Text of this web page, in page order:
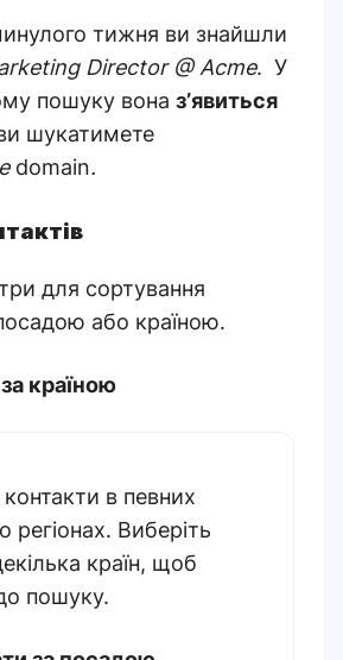
тижня ви знайшли
Director @ Acme. У
пошуку вона зʼявиться
шукатимете
domain.
для сортування
або країною.
країною
в певних
регіонах. Виберіть
країн, щоб
пошуку.